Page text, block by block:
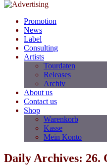
Promotion
News
Label
Consulting
Artists
Tourdaten
Releases
Archiv
About us
Contact us
Shop
Warenkorb
Kasse
Mein Konto
Daily Archives: 26.